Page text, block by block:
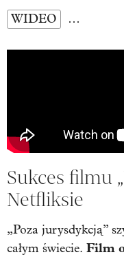
WIDEO …
Sukces filmu
Netfliksie
„Poza jurysdykcją”
całym świecie. Film